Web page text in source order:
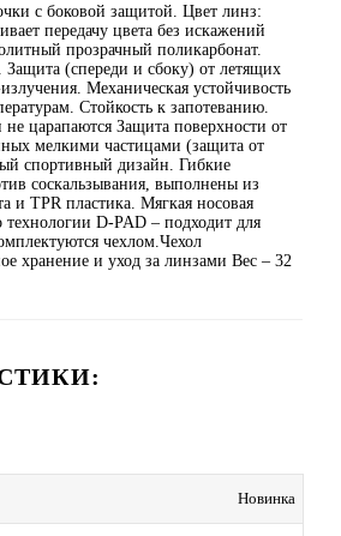
с боковой защитой. Цвет линз:
передачу цвета без искажений
прозрачный поликарбонат.
Защита (спереди и сбоку) от летящих
Механическая устойчивость
Стойкость к запотеванию.
царапаются Защита поверхности от
мелкими частицами (защита от
спортивный дизайн. Гибкие
соскальзывания, выполнены из
и TPR пластика. Мягкая носовая
технологии D-PAD – подходит для
чехлом.Чехол
хранение и уход за линзами Вес – 32
Новинка